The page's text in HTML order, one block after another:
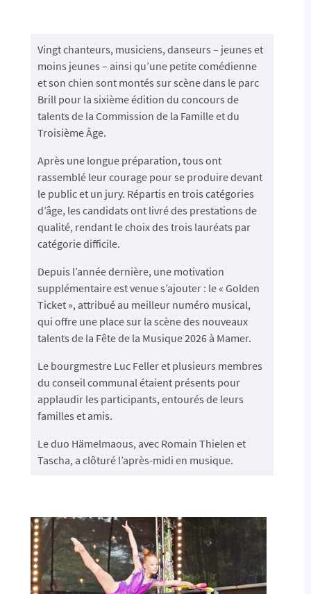
Vingt chanteurs, musiciens, danseurs – jeunes et
moins jeunes – ainsi qu’une petite comédienne
et son chien sont montés sur scène dans le parc
Brill pour la sixième édition du concours de
talents de la Commission de la Famille et du
Troisième Âge.
Après une longue préparation, tous ont
rassemblé leur courage pour se produire devant
le public et un jury. Répartis en trois catégories
d’âge, les candidats ont livré des prestations de
qualité, rendant le choix des trois lauréats par
catégorie difficile.
Depuis l’année dernière, une motivation
supplémentaire est venue s’ajouter : le « Golden
Ticket », attribué au meilleur numéro musical,
qui offre une place sur la scène des nouveaux
talents de la Fête de la Musique 2026 à Mamer.
Le bourgmestre Luc Feller et plusieurs membres
du conseil communal étaient présents pour
applaudir les participants, entourés de leurs
familles et amis.
Le duo Hämelmaous, avec Romain Thielen et
Tascha, a clôturé l’après-midi en musique.